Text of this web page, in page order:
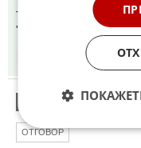
Тоя измислен
"разреши" с Тръмпи??
02.11.2025
Тръмп
ОТГОВОР